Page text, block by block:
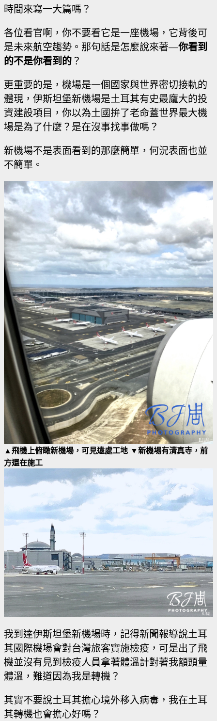
時間來寫一大篇嗎？
各位看官啊，你不要看它是一座機場，它背後可
是未來航空趨勢。那句話是怎麼說來著—你看到
的不是你看到的？
更重要的是，機場是一個國家與世界密切接軌的
體現，伊斯坦堡新機場是土耳其有史最龐大的投
資建設項目，你以為土國拚了老命蓋世界最大機
場是為了什麼？是在沒事找事做嗎？
新機場不是表面看到的那麼簡單，何況表面也並
不簡單。
▲飛機上俯瞰新機場，可見遠處工地 ▼新機場有清真寺，前
方還在施工
我到達伊斯坦堡新機場時，記得新聞報導說土耳
其國際機場會對台灣旅客實施檢疫，可是出了飛
機並沒有見到檢疫人員拿著體溫計對著我額頭量
體溫，難道因為我是轉機？
其實不要說土耳其擔心境外移入病毒，我在土耳
其轉機也會擔心好嗎？